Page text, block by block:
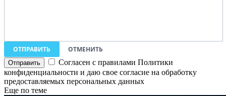
ОТПРАВИТЬ
ОТМЕНИТЬ
Согласен с правилами Политики
конфиденциальности и даю свое согласие на обработку
предоставляемых персональных данных
Еще по теме